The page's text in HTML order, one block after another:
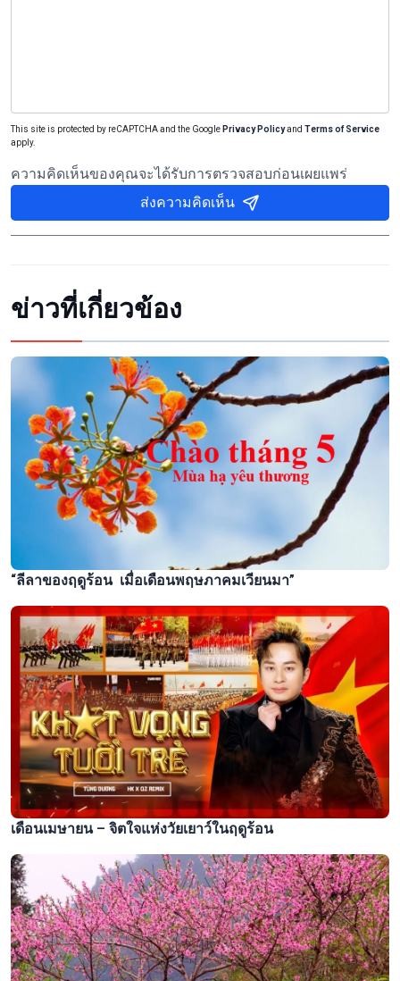
This site is protected by reCAPTCHA and the Google Privacy Policyand Terms of Service
apply.
ความคิดเห็นของคุณจะได้รับการตรวจสอบก่อนเผยแพร่
ส่งความคิดเห็น
ข่าวที่เกี่ยวข้อง
“ลีลาของฤดูร้อน เมื่อเดือนพฤษภาคมเวียนมา”
เดือนเมษายน – จิตใจแห่งวัยเยาว์ในฤดูร้อน